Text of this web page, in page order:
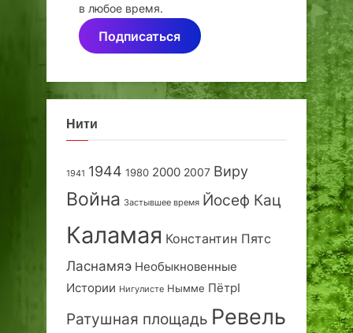
в любое время.
Подписаться
Нити
1941 1944 1980 2000 2007 Виру
Война Застывшее время Йосеф Кац
Каламая Константин Пятс
Ласнамяэ Необыкновенные
Истории Нигулисте Нымме ПётрI
Ратушная площадь Ревель